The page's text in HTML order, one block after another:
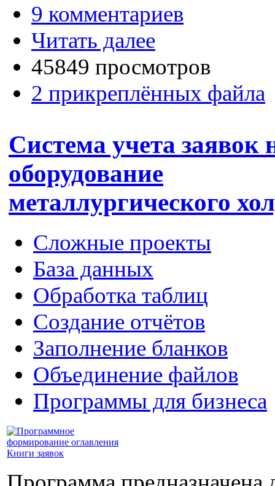
9 комментариев
Читать далее
45849 просмотров
2 прикреплённых файла
Система учета заявок
оборудование
металлургического
Сложные проекты
База данных
Обработка таблиц
Создание отчётов
Заполнение бланков
Объединение файлов
Программы для бизнеса